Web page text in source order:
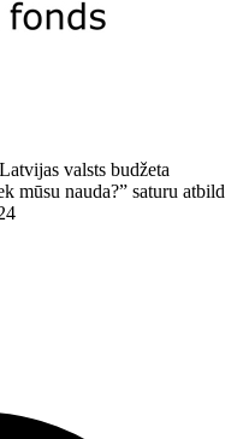
valsts budžeta
mūsu nauda?” saturu atbild